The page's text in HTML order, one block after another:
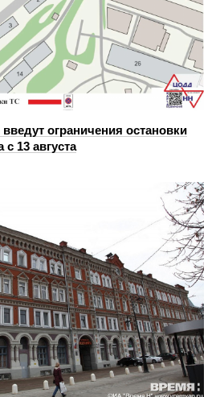
ограничения остановки
с 13 августа